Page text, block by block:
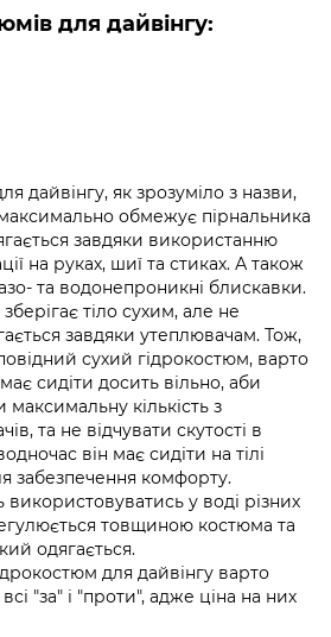
для дайвінгу:
дайвінгу, як зрозуміло з назви,
обмежує пірнальника
завдяки використанню
на руках, шиї та стиках. А також
та водонепроникні блискавки.
тіло сухим, але не
завдяки утеплювачам. Тож,
сухий гідрокостюм, варто
сидіти досить вільно, аби
кількість з
та не відчувати скутості в
він має сидіти на тілі
забезпечення комфорту.
у воді різних
товщиною костюма та
одягається.
для дайвінгу варто
"за" і "проти", адже ціна на них